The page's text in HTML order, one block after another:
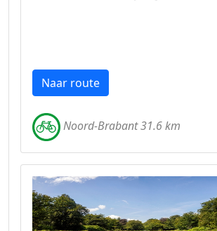
Naar route
Noord-Brabant 31.6 km